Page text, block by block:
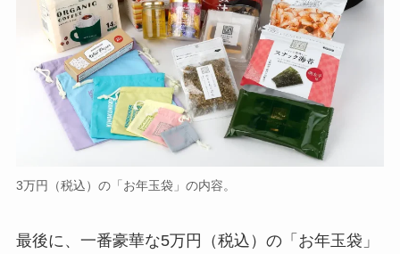
3万円（税込）の「お年玉袋」の内容。
最後に、一番豪華な5万円（税込）の「お年玉袋」